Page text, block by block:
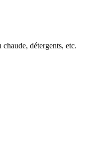
détergents, etc.